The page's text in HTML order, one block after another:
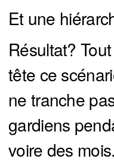
Et une
Résultat?
tête ce
ne tranche
gardiens
voire des mois.